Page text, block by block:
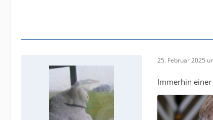
25. Februar 2025
Immerhin einer